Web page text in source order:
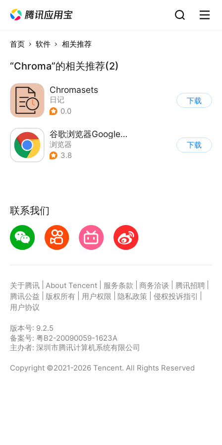
首页 软件 相关推荐
“Chroma”的相关推荐(2)
Chromasets
日记
0.0
下载
谷歌浏览器Google Chrome
浏览器
3.8
下载
联系我们
关于腾讯 About Tencent 服务条款 商务洽谈 腾讯招聘
腾讯公益
版权所有 用户权限 隐私政策 侵权投诉指引
用户协议
版本号: 9.2.5
备案号: 粤B2-20090059-1623A
主办者: 深圳市腾讯计算机系统有限公司
Copyright ©2021-2026 Tencent. All Rights Reserved